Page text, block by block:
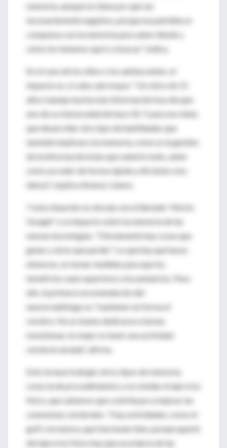
memoria, aunque no tiene por qué ser
necesariamente negativo, porque esa pérdida se
compensa con la memoria para saber dónde y
cómo los tenemos que ir a buscar", indica.
En el caso de los niños o los adolescentes, el
impacto es, si cabe, aún mayor. "Un chico de 15
años maneja mucha más información hoy día que
uno de su misma edad de hace 50. Y para eso tiene
que desarrollar otro tipo de habilidades que
también implican a la memoria, como es la gestión
de la información (más que saberlo todo, saber
cómo acceder de forma rápida y eficiente a los
datos)", explica Alvarez-Linera.
Y esta situación se vincula con el llamado "efecto
Google" y su impacto sobre la memoria de las
nuevas tecnologías. "Obviamente hay cosas que
ganar y otras que perder". Lo que hay que hacer,
entonces, es tomar medidas para que los
beneficios sean superiores a los perjuicios. Para
ello, la primera recomendación del
neurorradiólogo es "mantener en forma el
cerebro. No es bueno dedicarse a tareas
monótonas, lo mejor es tener una actividad
cerebral variada", afirma.
Esto incluye trabajar otros tipos de memoria,
como la de procedimientos y no olvidar el ejercicio
físico, que sabemos que contribuye a mejorar las
conexiones cerebrales. "Hay actividades, como el
golf o la música, que funcionan bien, porque aparte
del ejercicio físico hay que acordarse de las